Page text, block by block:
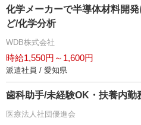
化学メーカーで半導体材料開
ど/化学分析
WDB株式会社
時給1,550円～1,600円
派遣社員 / 愛知県
歯科助手/未経験OK・扶養内勤
医療法人社団優進会